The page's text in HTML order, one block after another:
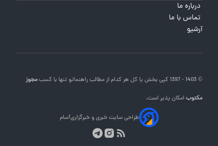
درباره ما
تماس با ما
آرشیو
© 1403 - 1397 کپی بخش یا کل هر کدام از مطالب راهنماتو تنها با کسبمجوز
مکتوبامکان پذیر است.
طراحی سایت خبری و خبرگزاریآسام